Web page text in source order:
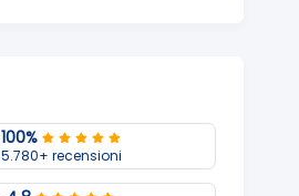
100%
5.780+ recensioni